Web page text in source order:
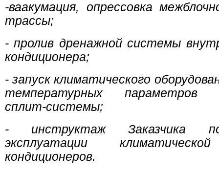
-ваакумация, опрессовка
трассы;
- пролив дренажной системы
кондиционера;
- запуск климатического
температурных параметров
сплит-системы;
- инструктаж Заказчика
эксплуатации
кондиционеров.